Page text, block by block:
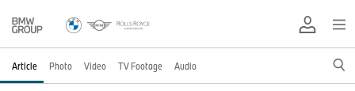
Article Photo Video TV Footage Audio